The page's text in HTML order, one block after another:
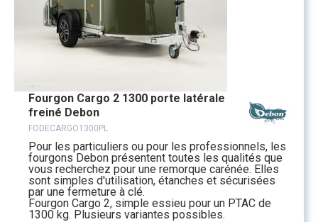
Fourgon Cargo 2 1300 porte latérale
freiné Debon
FODECARGO1300PL
Pour les particuliers ou pour les professionnels, les
fourgons Debon présentent toutes les qualités que
vous recherchez pour une remorque carénée. Elles
sont simples d'utilisation, étanches et sécurisées
par une fermeture à clé.
Fourgon Cargo 2, simple essieu pour un PTAC de
1300 kg. Plusieurs variantes possibles.